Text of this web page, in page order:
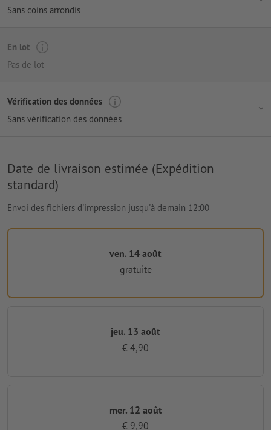
Sans coins arrondis
En lot
Pas de lot
Vérification des données
Sans vérification des données
Date de livraison estimée (Expédition
standard)
Envoi des fichiers d'impression jusqu'à demain 12:00
ven. 14 août
gratuite
jeu. 13 août
€ 4,90
mer. 12 août
€ 9,90